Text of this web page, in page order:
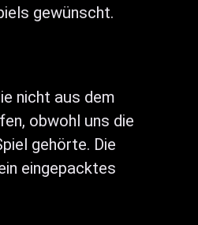
gewünscht.
nicht aus dem
obwohl uns die
gehörte. Die
eingepacktes